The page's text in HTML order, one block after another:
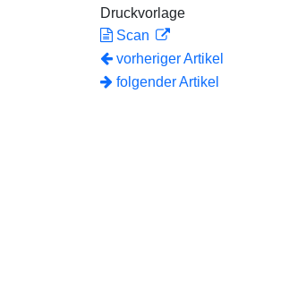
Druckvorlage
Scan
vorheriger Artikel
folgender Artikel